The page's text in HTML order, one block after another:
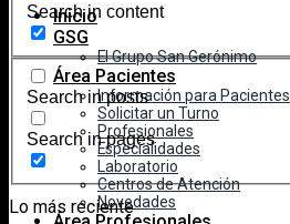
Inicio
GSG
El Grupo San Gerónimo
Área Pacientes
Información para Pacientes
Solicitar un Turno
Profesionales
Especialidades
Laboratorio
Centros de Atención
Novedades
Search in content
Search in posts
Search in pages
Lo más reciente